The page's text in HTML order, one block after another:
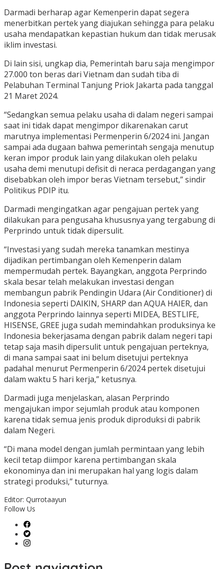
Darmadi berharap agar Kemenperin dapat segera
menerbitkan pertek yang diajukan sehingga para pelaku
usaha mendapatkan kepastian hukum dan tidak merusak
iklim investasi.
Di lain sisi, ungkap dia, Pemerintah baru saja mengimpor
27.000 ton beras dari Vietnam dan sudah tiba di
Pelabuhan Terminal Tanjung Priok Jakarta pada tanggal
21 Maret 2024.
“Sedangkan semua pelaku usaha di dalam negeri sampai
saat ini tidak dapat mengimpor dikarenakan carut
marutnya implementasi Permenperin 6/2024 ini. Jangan
sampai ada dugaan bahwa pemerintah sengaja menutup
keran impor produk lain yang dilakukan oleh pelaku
usaha demi menutupi defisit di neraca perdagangan yang
disebabkan oleh impor beras Vietnam tersebut,” sindir
Politikus PDIP itu.
Darmadi mengingatkan agar pengajuan pertek yang
dilakukan para pengusaha khususnya yang tergabung di
Perprindo untuk tidak dipersulit.
“Investasi yang sudah mereka tanamkan mestinya
dijadikan pertimbangan oleh Kemenperin dalam
mempermudah pertek. Bayangkan, anggota Perprindo
skala besar telah melakukan investasi dengan
membangun pabrik Pendingin Udara (Air Conditioner) di
Indonesia seperti DAIKIN, SHARP dan AQUA HAIER, dan
anggota Perprindo lainnya seperti MIDEA, BESTLIFE,
HISENSE, GREE juga sudah memindahkan produksinya ke
Indonesia bekerjasama dengan pabrik dalam negeri tapi
tetap saja masih dipersulit untuk pengajuan perteknya,
di mana sampai saat ini belum disetujui perteknya
padahal menurut Permenperin 6/2024 pertek disetujui
dalam waktu 5 hari kerja,” ketusnya.
Darmadi juga menjelaskan, alasan Perprindo
mengajukan impor sejumlah produk atau komponen
karena tidak semua jenis produk diproduksi di pabrik
dalam Negeri.
“Di mana model dengan jumlah permintaan yang lebih
kecil tetap diimpor karena pertimbangan skala
ekonominya dan ini merupakan hal yang logis dalam
strategi produksi,” tuturnya.
Editor: Qurrotaayun
Follow Us